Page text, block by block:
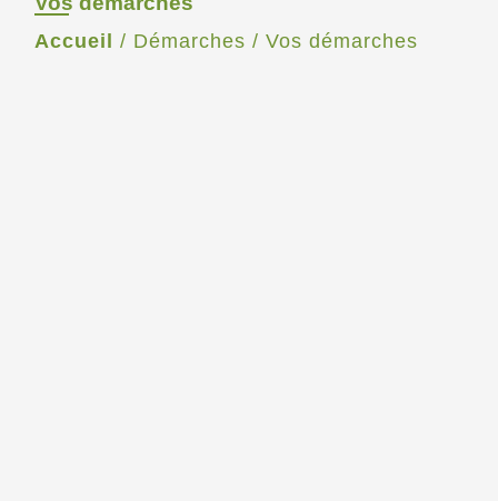
Accueil / Démarches / Vos démarches